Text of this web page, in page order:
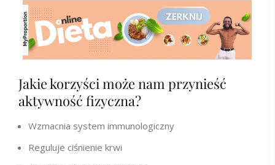
Jakie korzyści może nam przynieść
aktywność fizyczna?
Wzmacnia system immunologiczny
Reguluje ciśnienie krwi